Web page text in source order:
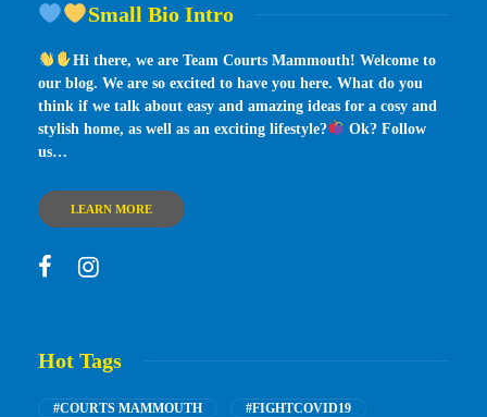
Small Bio Intro
Hi there, we are Team Courts Mammouth! Welcome to
our blog. We are so excited to have you here. What do you
think if we talk about easy and amazing ideas for a cosy and
stylish home, as well as an exciting lifestyle?
Ok? Follow
us…
LEARN MORE
Hot Tags
#COURTS MAMMOUTH #FIGHTCOVID19